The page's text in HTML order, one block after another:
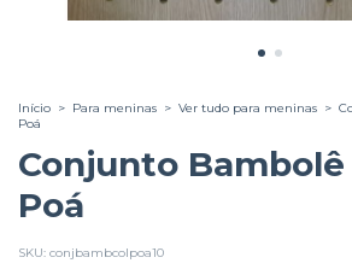
Início > Para meninas > Ver tudo para meninas >
Poá
Conjunto Bambolê
Poá
SKU: conjbambcolpoa10